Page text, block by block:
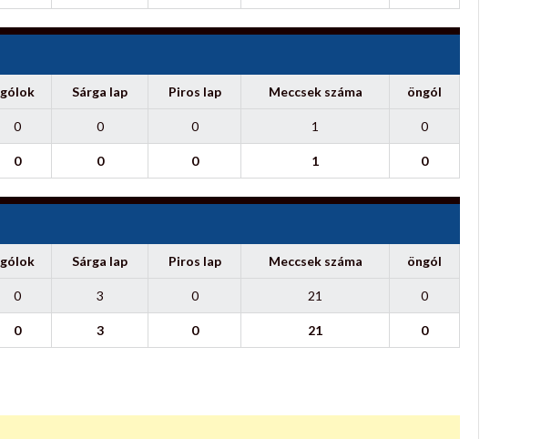
gólok Sárga lap Piros lap Meccsek száma öngól
0 0 0 1 0
0 0 0 1 0
gólok Sárga lap Piros lap Meccsek száma öngól
0 3 0 21 0
0 3 0 21 0